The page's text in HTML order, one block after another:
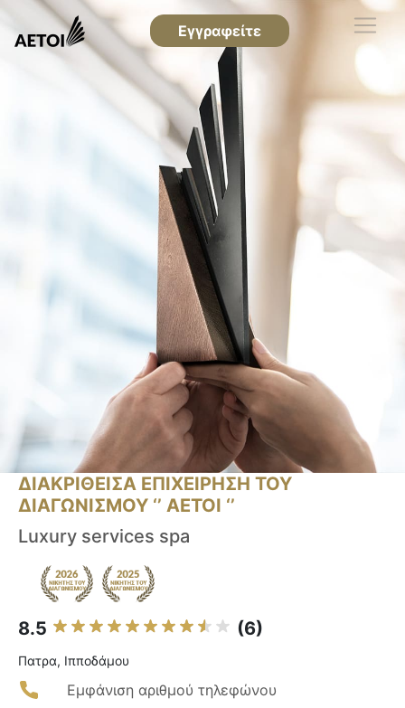
Εγγραφείτε
ΔΙΑΚΡΙΘΕΙΣΑ ΕΠΙΧΕΙΡΗΣΗ ΤΟΥ
ΔΙΑΓΩΝΙΣΜΟΥ ‘’ ΑΕΤΟΙ ‘’
Luxury services spa
8.5 (6)
Πατρα, Ιπποδάμου
Εμφάνιση αριθμού τηλεφώνου